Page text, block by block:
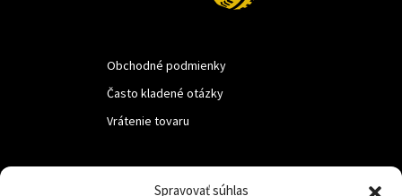
Spravovať súhlas
Obchodné podmienky
Často kladené otázky
Vrátenie tovaru